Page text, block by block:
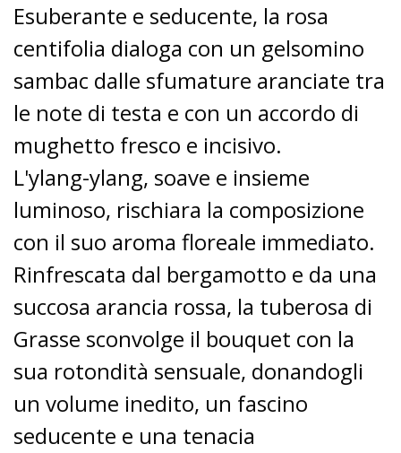
Esuberante e seducente, la rosa
centifolia dialoga con un gelsomino
sambac dalle sfumature aranciate tra
le note di testa e con un accordo di
mughetto fresco e incisivo.
L'ylang-ylang, soave e insieme
luminoso, rischiara la composizione
con il suo aroma floreale immediato.
Rinfrescata dal bergamotto e da una
succosa arancia rossa, la tuberosa di
Grasse sconvolge il bouquet con la
sua rotondità sensuale, donandogli
un volume inedito, un fascino
seducente e una tenacia